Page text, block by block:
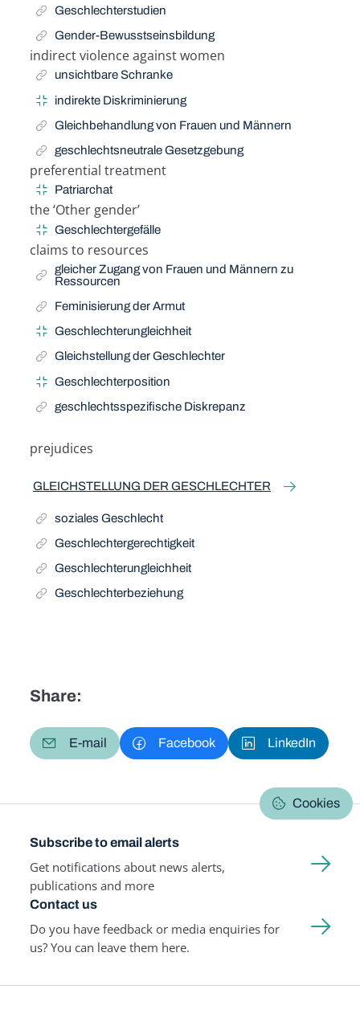
Geschlechterstudien
Gender-Bewusstseinsbildung
indirect violence against women
Related Term
unsichtbare Schranke
indirekte Diskriminierung
Gleichbehandlung von Frauen und Männern
geschlechtsneutrale Gesetzgebung
preferential treatment
Related Term
Patriarchat
the ‘Other gender’
Related Term
Geschlechtergefälle
claims to resources
Related Term
gleicher Zugang von Frauen und Männern zu
Ressourcen
Feminisierung der Armut
Geschlechterungleichheit
Gleichstellung der Geschlechter
Geschlechterposition
geschlechtsspezifische Diskrepanz
prejudices
GLEICHSTELLUNG DER GESCHLECHTER
soziales Geschlecht
Geschlechtergerechtigkeit
Geschlechterungleichheit
Geschlechterbeziehung
Share:
E-mail Facebook LinkedIn
Cookies
Subscribe to email alerts
Get notifications about news alerts,
publications and more
Contact us
Do you have feedback or media enquiries for
us? You can leave them here.